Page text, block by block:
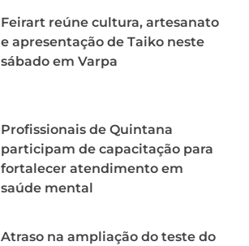
Feirart reúne cultura, artesanato
e apresentação de Taiko neste
sábado em Varpa
Profissionais de Quintana
participam de capacitação para
fortalecer atendimento em
saúde mental
Atraso na ampliação do teste do